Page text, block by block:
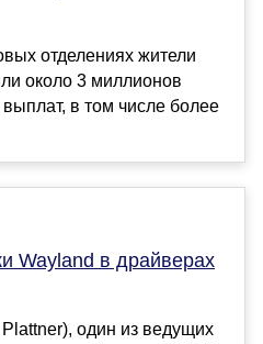
отделениях жители
около 3 миллионов
в том числе более
Wayland в драйверах
один из ведущих